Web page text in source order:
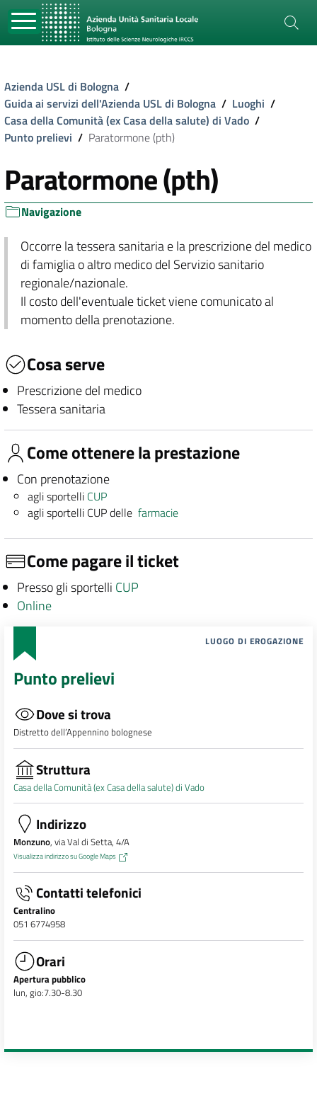
Azienda USL di Bologna /
Guida ai servizi dell'Azienda USL di Bologna / Luoghi /
Casa della Comunità (ex Casa della salute) di Vado /
Punto prelievi / Paratormone (pth)
Paratormone (pth)
Navigazione
Occorre la tessera sanitaria e la prescrizione del medico
di famiglia o altro medico del Servizio sanitario
regionale/nazionale.
Il costo dell'eventuale ticket viene comunicato al
momento della prenotazione.
Cosa serve
Prescrizione del medico
Tessera sanitaria
Come ottenere la prestazione
Con prenotazione
agli sportelli CUP
agli sportelli CUP dellefarmacie
Come pagare il ticket
Presso gli sportelli CUP
Online
LUOGO DI EROGAZIONE
Punto prelievi
Dove si trova
Distretto dell’Appennino bolognese
Struttura
Casa della Comunità (ex Casa della salute) di Vado
Indirizzo
Monzuno, via Val di Setta, 4/A
Visualizza indirizzo su Google Maps
Contatti telefonici
Centralino
051 6774958
Orari
Apertura pubblico
lun, gio:7.30-8.30